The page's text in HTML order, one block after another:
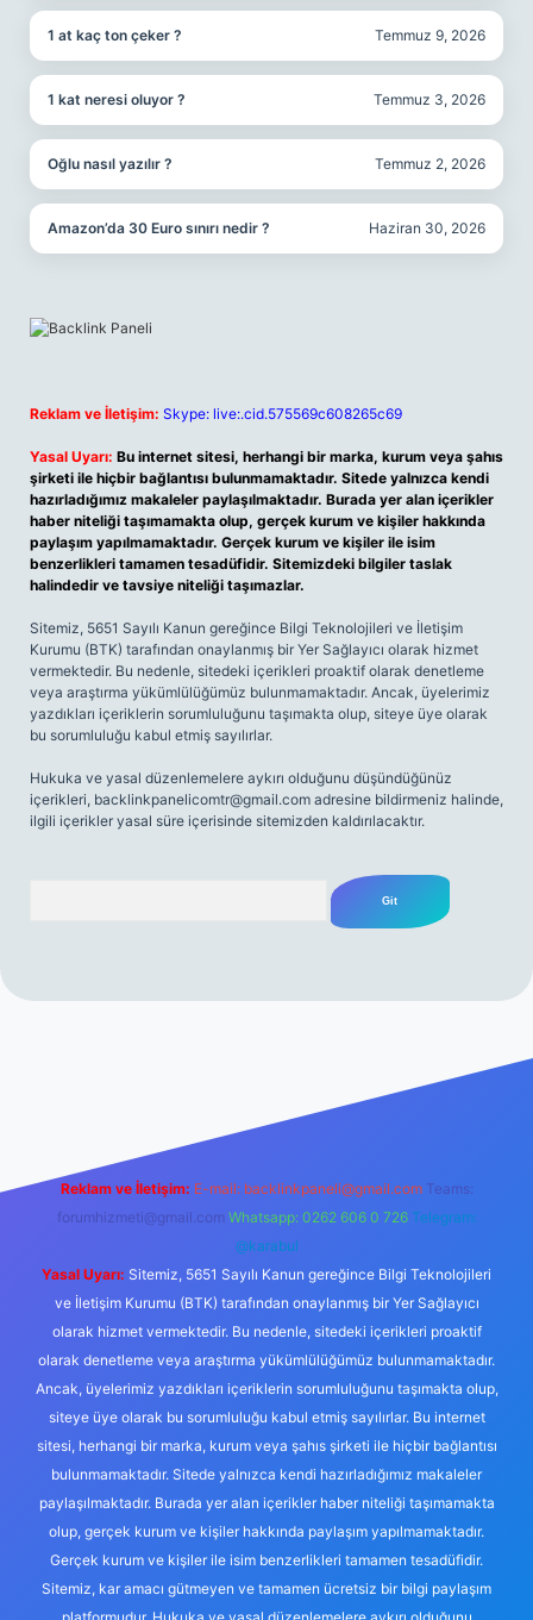
1 at kaç ton çeker ? Temmuz 9, 2026
1 kat neresi oluyor ? Temmuz 3, 2026
Oğlu nasıl yazılır ? Temmuz 2, 2026
Amazon’da 30 Euro sınırı nedir ? Haziran 30, 2026
Reklam ve İletişim: Skype: live:.cid.575569c608265c69
Yasal Uyarı: Bu internet sitesi, herhangi bir marka, kurum veya şahıs
şirketi ile hiçbir bağlantısı bulunmamaktadır. Sitede yalnızca kendi
hazırladığımız makaleler paylaşılmaktadır. Burada yer alan içerikler
haber niteliği taşımamakta olup, gerçek kurum ve kişiler hakkında
paylaşım yapılmamaktadır. Gerçek kurum ve kişiler ile isim
benzerlikleri tamamen tesadüfidir. Sitemizdeki bilgiler taslak
halindedir ve tavsiye niteliği taşımazlar.
Sitemiz, 5651 Sayılı Kanun gereğince Bilgi Teknolojileri ve İletişim
Kurumu (BTK) tarafından onaylanmış bir Yer Sağlayıcı olarak hizmet
vermektedir. Bu nedenle, sitedeki içerikleri proaktif olarak denetleme
veya araştırma yükümlülüğümüz bulunmamaktadır. Ancak, üyelerimiz
yazdıkları içeriklerin sorumluluğunu taşımakta olup, siteye üye olarak
bu sorumluluğu kabul etmiş sayılırlar.
Hukuka ve yasal düzenlemelere aykırı olduğunu düşündüğünüz
içerikleri, backlinkpanelicomtr@gmail.com adresine bildirmeniz halinde,
ilgili içerikler yasal süre içerisinde sitemizden kaldırılacaktır.
Reklam ve İletişim: E-mail: backlinkpaneli@gmail.com Teams:
forumhizmeti@gmail.com Whatsapp: 0262 606 0 726 Telegram:
@karabul
Yasal Uyarı: Sitemiz, 5651 Sayılı Kanun gereğince Bilgi Teknolojileri
ve İletişim Kurumu (BTK) tarafından onaylanmış bir Yer Sağlayıcı
olarak hizmet vermektedir. Bu nedenle, sitedeki içerikleri proaktif
olarak denetleme veya araştırma yükümlülüğümüz bulunmamaktadır.
Ancak, üyelerimiz yazdıkları içeriklerin sorumluluğunu taşımakta olup,
siteye üye olarak bu sorumluluğu kabul etmiş sayılırlar. Bu internet
sitesi, herhangi bir marka, kurum veya şahıs şirketi ile hiçbir bağlantısı
bulunmamaktadır. Sitede yalnızca kendi hazırladığımız makaleler
paylaşılmaktadır. Burada yer alan içerikler haber niteliği taşımamakta
olup, gerçek kurum ve kişiler hakkında paylaşım yapılmamaktadır.
Gerçek kurum ve kişiler ile isim benzerlikleri tamamen tesadüfidir.
Sitemiz, kar amacı gütmeyen ve tamamen ücretsiz bir bilgi paylaşım